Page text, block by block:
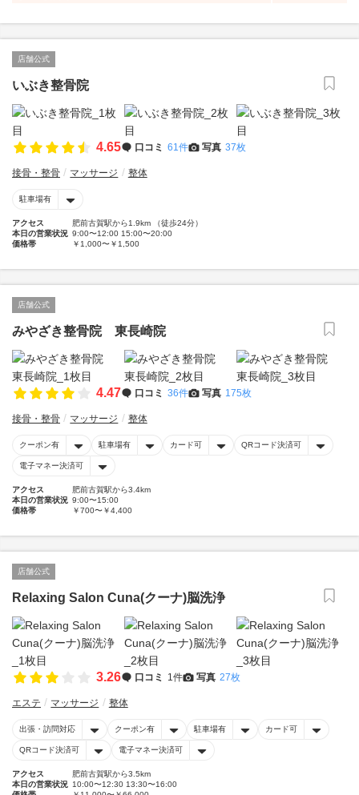
店舗公式
いぶき整骨院
4.65 口コミ 61件 写真 37枚
接骨・整骨 マッサージ 整体
駐車場有
アクセス
肥前古賀駅から1.9km （徒歩24分）
本日の営業状況 9:00〜12:00 15:00〜20:00
価格帯
￥1,000〜￥1,500
店舗公式
みやざき整骨院 東長崎院
4.47 口コミ 36件 写真 175枚
接骨・整骨 マッサージ 整体
クーポン有 駐車場有 カード可 QRコード決済可
電子マネー決済可
アクセス
肥前古賀駅から3.4km
本日の営業状況 9:00〜15:00
価格帯
￥700〜￥4,400
店舗公式
Relaxing Salon Cuna(クーナ)脳洗浄
3.26 口コミ 1件 写真 27枚
エステ マッサージ 整体
出張・訪問対応 クーポン有 駐車場有 カード可
QRコード決済可 電子マネー決済可
アクセス
肥前古賀駅から3.5km
本日の営業状況 10:00〜12:30 13:30〜16:00